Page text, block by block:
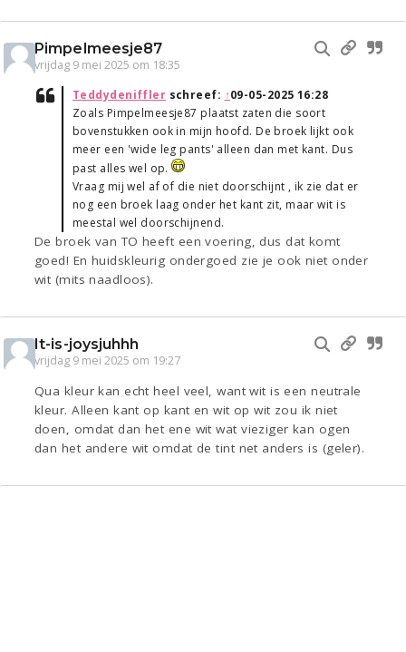
Pimpelmeesje87
vrijdag 9 mei 2025 om 18:35
Teddydeniffler schreef: ↑09-05-2025 16:28
Zoals Pimpelmeesje87 plaatst zaten die soort
bovenstukken ook in mijn hoofd. De broek lijkt ook
meer een 'wide leg pants' alleen dan met kant. Dus
past alles wel op.
Vraag mij wel af of die niet doorschijnt , ik zie dat er
nog een broek laag onder het kant zit, maar wit is
meestal wel doorschijnend.
De broek van TO heeft een voering, dus dat komt
goed! En huidskleurig ondergoed zie je ook niet onder
wit (mits naadloos).
It-is-joysjuhhh
vrijdag 9 mei 2025 om 19:27
Qua kleur kan echt heel veel, want wit is een neutrale
kleur. Alleen kant op kant en wit op wit zou ik niet
doen, omdat dan het ene wit wat vieziger kan ogen
dan het andere wit omdat de tint net anders is (geler).